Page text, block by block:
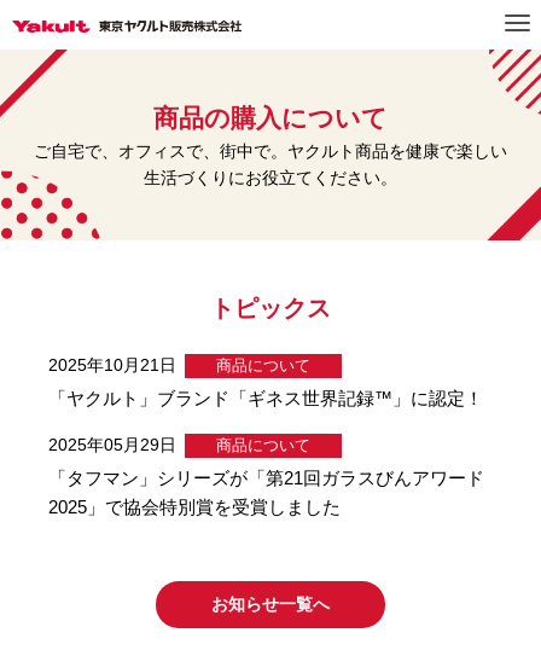
商品の購入について
ご自宅で、オフィスで、街中で。ヤクルト商品を健康で楽しい
生活づくりにお役立てください。
トピックス
2025年10月21日 商品について
「ヤクルト」ブランド「ギネス世界記録™」に認定！
2025年05月29日 商品について
「タフマン」シリーズが「第21回ガラスびんアワード
2025」で協会特別賞を受賞しました
お知らせ一覧へ